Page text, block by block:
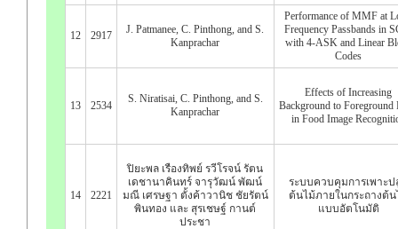
12 2917
J. Patmanee, C. Pinthong, and S.
Kanprachar
Performance of MMF at
Frequency Passbands in
with 4-ASK and Linear
Codes
13 2534
S. Niratisai, C. Pinthong, and S.
Kanprachar
Effects of Increasing
Background to Foreground
in Food Image
14 2221
ปิยะพล เรืองทิพย์ รวีโรจน์ รัตน
เดชานาคินทร์ จารุวัฒน์ พัฒน์
มณี เศรษฐา ตั้งค้าวานิช ชัยรัตน์
พินทอง และ สุรเชษฐ์ กานต์
ประชา
ระบบควบคุมการเพาะป
ต้นไม้ภายในกระถางต้น
แบบอัตโนมัติ